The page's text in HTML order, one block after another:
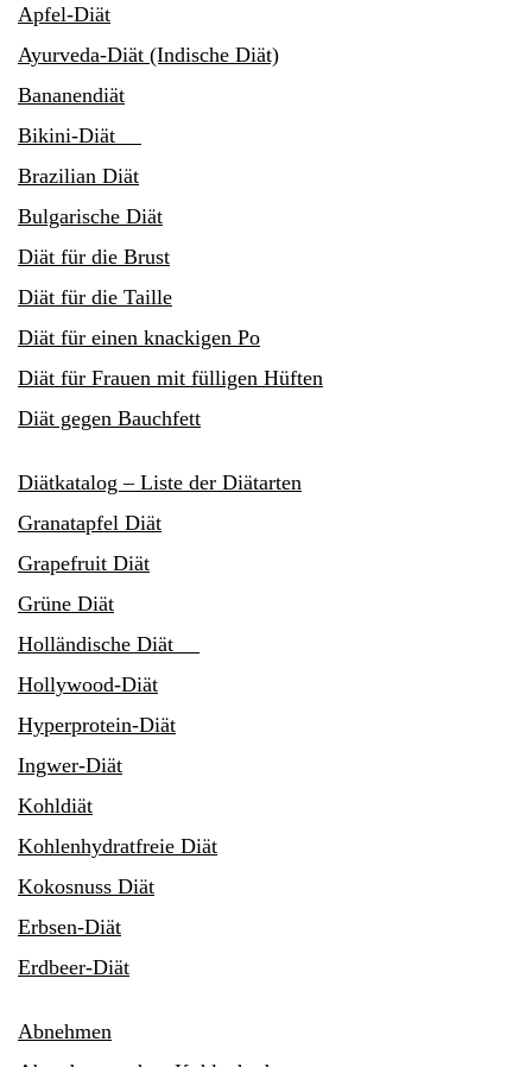
Apfel-Diät
Ayurveda-Diät (Indische Diät)
Bananendiät
Bikini-Diät
Brazilian Diät
Bulgarische Diät
Diät für die Brust
Diät für die Taille
Diät für einen knackigen Po
Diät für Frauen mit fülligen Hüften
Diät gegen Bauchfett
Diätkatalog – Liste der Diätarten
Granatapfel Diät
Grapefruit Diät
Grüne Diät
Holländische Diät
Hollywood-Diät
Hyperprotein-Diät
Ingwer-Diät
Kohldiät
Kohlenhydratfreie Diät
Kokosnuss Diät
Erbsen-Diät
Erdbeer-Diät
Abnehmen